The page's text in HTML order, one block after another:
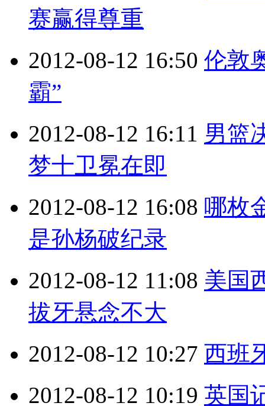
赛赢得尊重
2012-08-12 16:50 伦敦
霸”
2012-08-12 16:11 男篮
梦十卫冕在即
2012-08-12 16:08 哪枚
是孙杨破纪录
2012-08-12 11:08 美国
拔牙悬念不大
2012-08-12 10:27 西班
2012-08-12 10:19 英国